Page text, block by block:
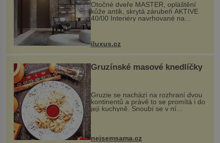
Otočné dveře MASTER, opláštění
kůže antik, skrytá zárubeň AKTIVE
40/00 Interiéry navrhované na
zakázku často vyžadují atypické
rozměry nejen nábytku, ale i
dnes umož...
iluxus.cz
Gruzínské masové knedlíčky
Gruzie se nachází na rozhraní dvou
kontinentů a právě to se promítá i do
její kuchyně. Snoubí se v ní
evropské a asijské chutě a díky tomu
vznikají rozmanité a chuťově bohaté
pokrmy, které rozhodně st...
nejsemsama.cz